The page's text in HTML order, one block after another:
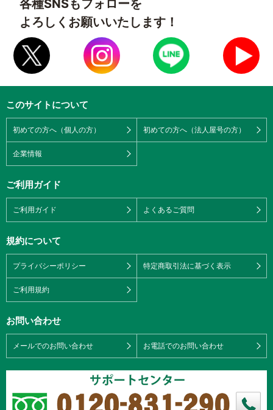
各種SNSもフォローを
よろしくお願いいたします！
このサイトについて
初めての方へ（個人の方） 初めての方へ（法人屋号の方）
企業情報
ご利用ガイド
ご利用ガイド よくあるご質問
規約について
プライバシーポリシー 特定商取引法に基づく表示
ご利用規約
お問い合わせ
メールでのお問い合わせ お電話でのお問い合わせ